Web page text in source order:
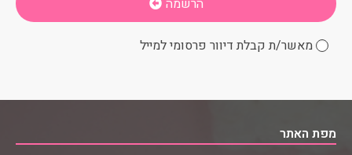
מאשר/ת קבלת דיוור פרסומי למייל
מפת האתר